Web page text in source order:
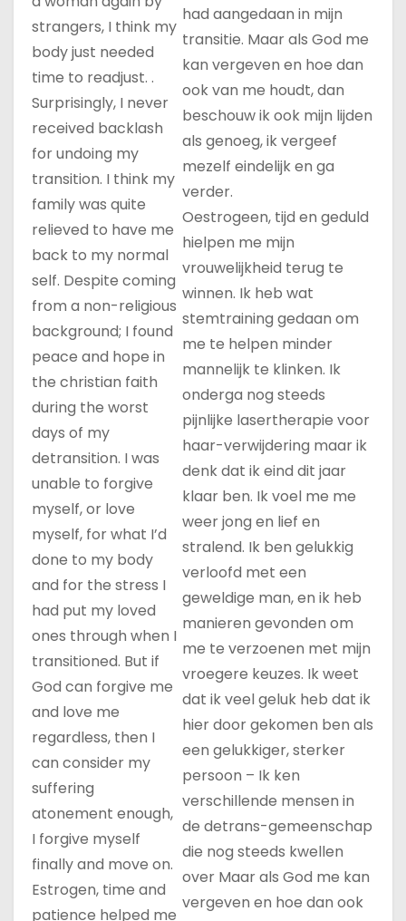
strangers, I think my
body just needed
time to readjust. .
Surprisingly, I never
received backlash
for undoing my
transition. I think my
family was quite
relieved to have me
back to my normal
self. Despite coming
from a non-religious
background; I found
peace and hope in
the christian faith
during the worst
days of my
detransition. I was
unable to forgive
myself, or love
myself, for what I’d
done to my body
and for the stress I
had put my loved
ones through when I
transitioned. But if
God can forgive me
and love me
regardless, then I
can consider my
suffering
atonement enough,
I forgive myself
finally and move on.
Estrogen, time and
patience helped me
had aangedaan in mijn
transitie. Maar als God me
kan vergeven en hoe dan
ook van me houdt, dan
beschouw ik ook mijn lijden
als genoeg, ik vergeef
mezelf eindelijk en ga
verder.
Oestrogeen, tijd en geduld
hielpen me mijn
vrouwelijkheid terug te
winnen. Ik heb wat
stemtraining gedaan om
me te helpen minder
mannelijk te klinken. Ik
onderga nog steeds
pijnlijke lasertherapie voor
haar-verwijdering maar ik
denk dat ik eind dit jaar
klaar ben. Ik voel me me
weer jong en lief en
stralend. Ik ben gelukkig
verloofd met een
geweldige man, en ik heb
manieren gevonden om
me te verzoenen met mijn
vroegere keuzes. Ik weet
dat ik veel geluk heb dat ik
hier door gekomen ben als
een gelukkiger, sterker
persoon – Ik ken
verschillende mensen in
de detrans-gemeenschap
die nog steeds kwellen
over Maar als God me kan
vergeven en hoe dan ook